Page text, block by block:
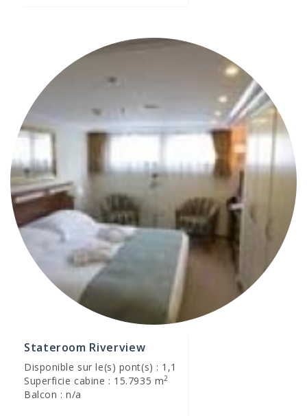
Stateroom Riverview
Disponible sur le(s) pont(s) : 1,1
Superficie cabine : 15.7935 m2
Balcon : n/a